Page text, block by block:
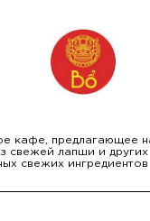
кафе, предлагающее
свежей лапши и других
свежих ингредиентов